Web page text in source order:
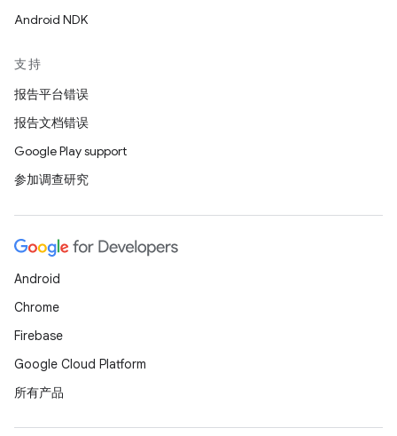
Android NDK
支持
报告平台错误
报告文档错误
Google Play support
参加调查研究
Android
Chrome
Firebase
Google Cloud Platform
所有产品